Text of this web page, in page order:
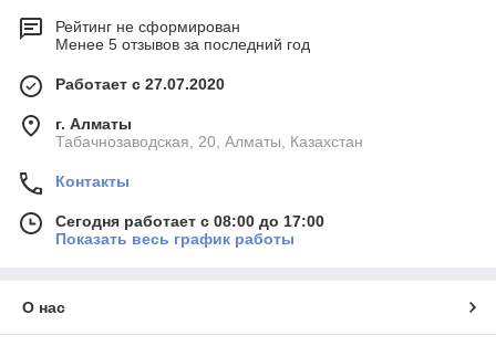
Рейтинг не сформирован
Менее 5 отзывов за последний год
Работает с 27.07.2020
г. Алматы
Табачнозаводская, 20, Алматы, Казахстан
Контакты
Сегодня работает с 08:00 до 17:00
Показать весь график работы
О нас